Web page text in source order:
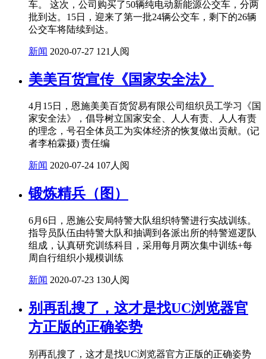
车。 这次，公司购买了50辆纯电动新能源公交车，分两
批到达。15日，迎来了第一批24辆公交车，剩下的26辆
公交车将陆续到达。
新闻 2020-07-27 121人阅
美美百货宣传《国家安全法》
4月15日，恩施美美百货贸易有限公司组织员工学习《国
家安全法》，倡导树立国家安全、人人有责、人人有责
的理念，号召全体员工为实体经济的恢复做出贡献。(记
者李柏霖摄) 责任编
新闻 2020-07-24 107人阅
锻炼精兵（图）
6月6日，恩施公安局特警大队组织特警进行实战训练。
指导员队伍由特警大队和抽调到各派出所的特警巡逻队
组成，认真研究训练科目，采用每月两次集中训练+每
周自行组织小规模训练
新闻 2020-07-23 130人阅
别再乱搜了，这才是找UC浏览器官
方正版的正确姿势
别再乱搜了，这才是找UC浏览器官方正版的正确姿势